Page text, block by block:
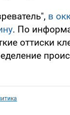
в
. По
оттиски